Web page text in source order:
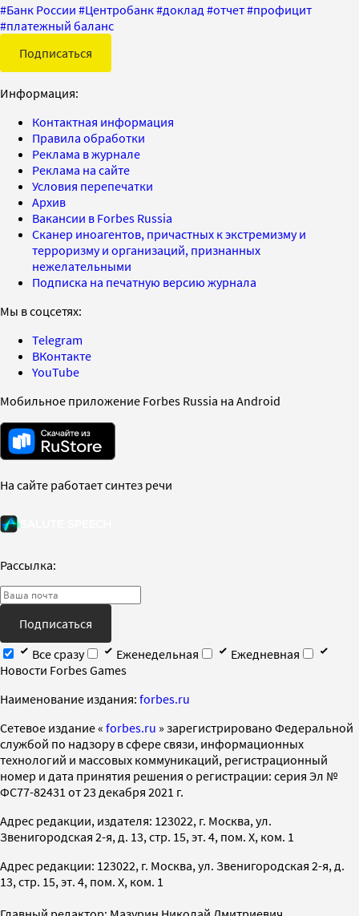
#Банк России #Центробанк#доклад #отчет#профицит
#платежный баланс
Подписаться
Информация:
Контактная информация
Правила обработки
Реклама в журнале
Реклама на сайте
Условия перепечатки
Архив
Вакансии в Forbes Russia
Сканер иноагентов, причастных к экстремизму и
терроризму и организаций, признанных
нежелательными
Подписка на печатную версию журнала
Мы в соцсетях:
Telegram
ВКонтакте
YouTube
Мобильное приложение Forbes Russia на Android
На сайте работает синтез речи
Рассылка:
Подписаться
Все сразу
Еженедельная
Ежедневная
Новости Forbes Games
Наименование издания: forbes.ru
Cетевое издание « forbes.ru » зарегистрировано Федеральной
службой по надзору в сфере связи, информационных
технологий и массовых коммуникаций, регистрационный
номер и дата принятия решения о регистрации: серия Эл №
ФС77-82431 от 23 декабря 2021 г.
Адрес редакции, издателя: 123022, г. Москва, ул.
Звенигородская 2-я, д. 13, стр. 15, эт. 4, пом. X, ком. 1
Адрес редакции: 123022, г. Москва, ул. Звенигородская 2-я, д.
13, стр. 15, эт. 4, пом. X, ком. 1